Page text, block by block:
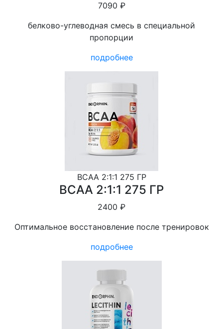
7090 ₽
белково-углеводная смесь в специальной
пропорции
подробнее
BCAA 2:1:1 275 ГР
BCAA 2:1:1 275 ГР
2400 ₽
Оптимальное восстановление после тренировок
подробнее